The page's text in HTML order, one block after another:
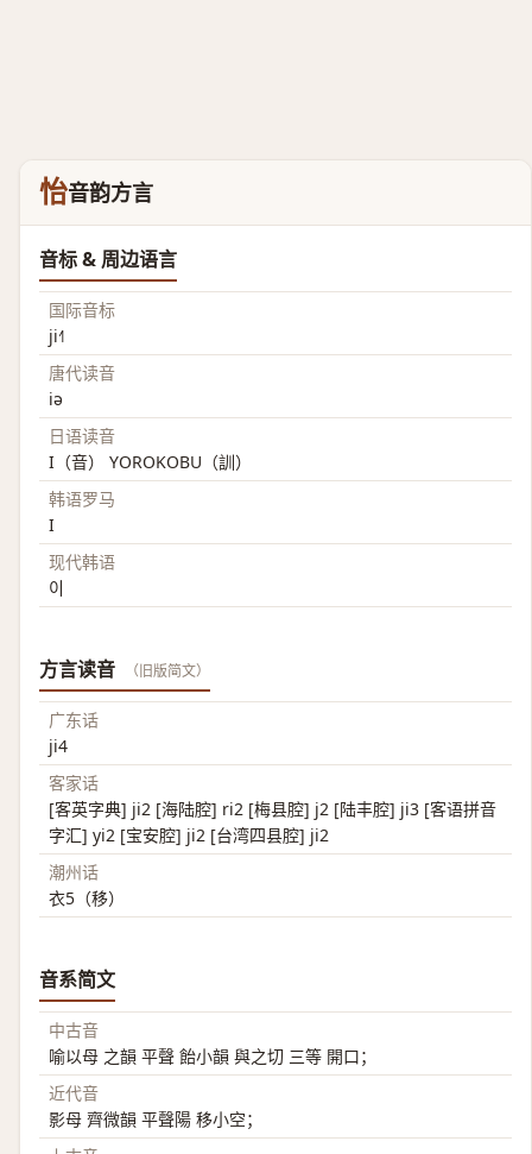
怡音韵方言
音标 & 周边语言
国际音标
ji˧˥
唐代读音
iə
日语读音
I（音） YOROKOBU（訓）
韩语罗马
I
现代韩语
이
方言读音 （旧版简文）
广东话
ji4
客家话
[客英字典] ji2 [海陆腔] ri2 [梅县腔] j2 [陆丰腔] ji3 [客语拼音
字汇] yi2 [宝安腔] ji2 [台湾四县腔] ji2
潮州话
衣5（移）
音系简文
中古音
喻以母 之韻 平聲 飴小韻 與之切 三等 開口；
近代音
影母 齊微韻 平聲陽 移小空；